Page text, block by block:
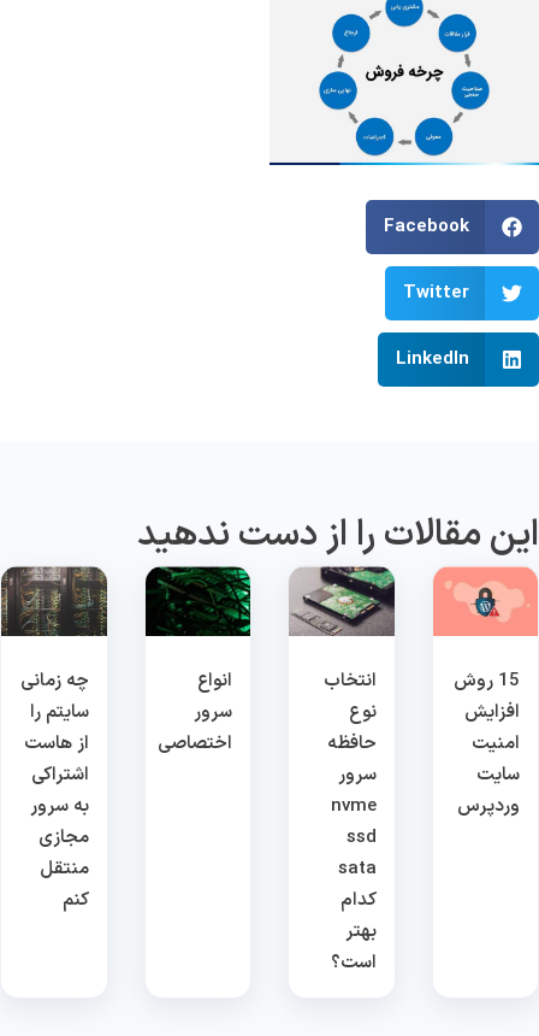
Facebook
Twitter
LinkedIn
مقالات را از دست ندهید
15 روش
افزایش
امنیت
سایت
وردپرس
انتخاب
نوع
حافظه
سرور
nvme
ssd
sata
کدام
بهتر
است؟
انواع
سرور
اختصاصی
چه زمانی
سایتم را
از هاست
اشتراکی
به سرور
مجازی
منتقل
کنم